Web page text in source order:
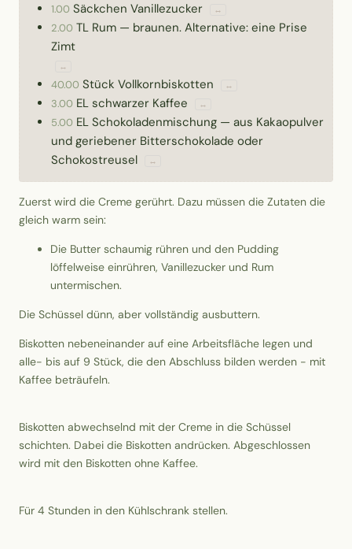
1.00 Säckchen Vanillezucker ↔
2.00 TL Rum — braunen. Alternative: eine Prise
Zimt
↔
40.00 Stück Vollkornbiskotten ↔
3.00 EL schwarzer Kaffee ↔
5.00 EL Schokoladenmischung — aus Kakaopulver
und geriebener Bitterschokolade oder
Schokostreusel
↔
Zuerst wird die Creme gerührt. Dazu müssen die Zutaten die
gleich warm sein:
Die Butter schaumig rühren und den Pudding
löffelweise einrühren, Vanillezucker und Rum
untermischen.
Die Schüssel dünn, aber vollständig ausbuttern.
Biskotten nebeneinander auf eine Arbeitsfläche legen und
alle- bis auf 9 Stück, die den Abschluss bilden werden - mit
Kaffee beträufeln.
Biskotten abwechselnd mit der Creme in die Schüssel
schichten. Dabei die Biskotten andrücken. Abgeschlossen
wird mit den Biskotten ohne Kaffee.
Für 4 Stunden in den Kühlschrank stellen.